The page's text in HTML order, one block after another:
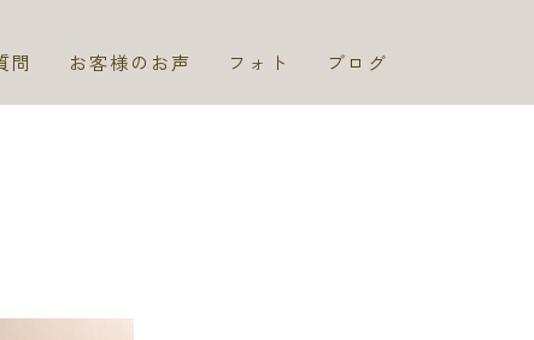
問 お客様のお声 フォト ブログ